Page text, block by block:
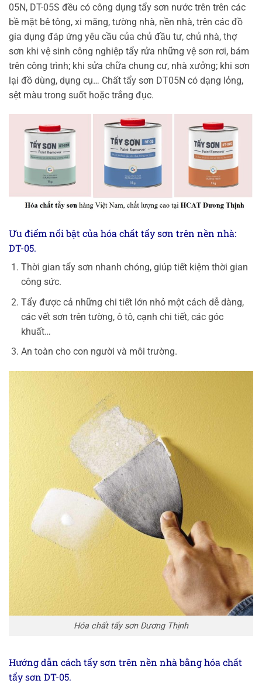
05N, DT-05S đều có công dụng tẩy sơn nước trên trên các
bề mặt bê tông, xi măng, tường nhà, nền nhà, trên các đồ
gia dụng đáp ứng yêu cầu của chủ đầu tư, chủ nhà, thợ
sơn khi vệ sinh công nghiệp tẩy rửa những vệ sơn rơi, bám
trên công trình; khi sửa chữa chung cư, nhà xưởng; khi sơn
lại đồ dùng, dụng cụ… Chất tẩy sơn DT05N có dạng lỏng,
sệt màu trong suốt hoặc trắng đục.
Ưu điểm nổi bật của hóa chất tẩy sơn trên nền nhà:
DT-05.
Thời gian tẩy sơn nhanh chóng, giúp tiết kiệm thời gian
công sức.
Tẩy được cả những chi tiết lớn nhỏ một cách dễ dàng,
các vết sơn trên tường, ô tô, cạnh chi tiết, các góc
khuất…
An toàn cho con người và môi trường.
Hóa chất tẩy sơn Dương Thịnh
Hướng dẫn cách tẩy sơn trên nền nhà bằng hóa chất
tẩy sơn DT-05.